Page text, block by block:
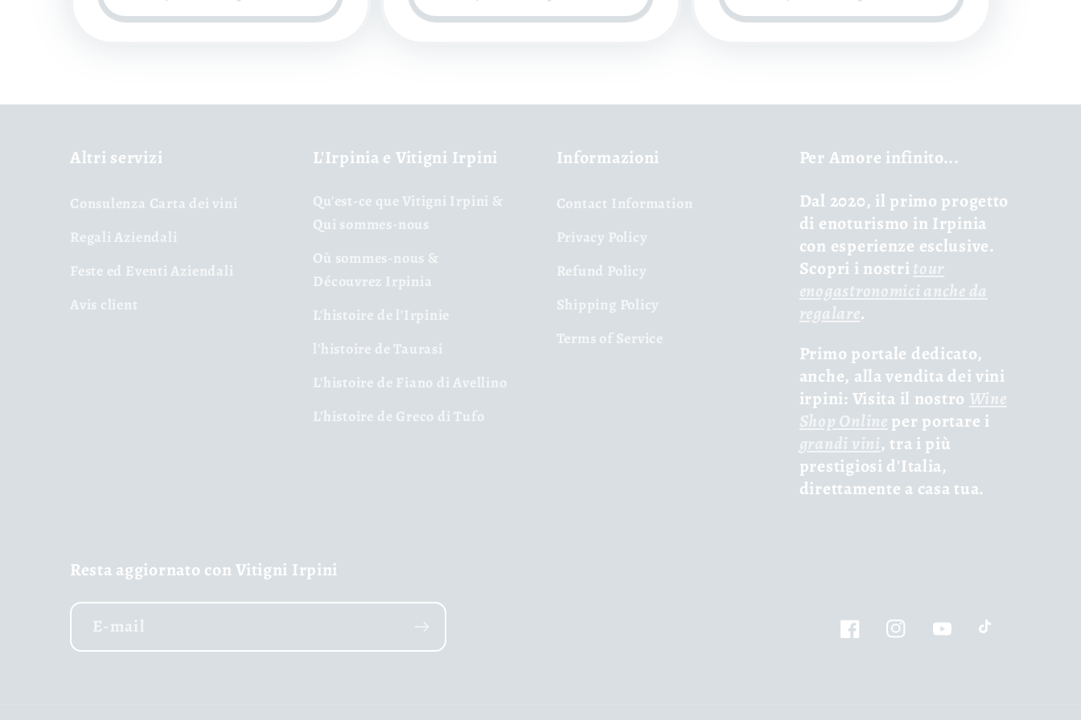
Altri servizi
Consulenza Carta dei vini
Regali Aziendali
Feste ed Eventi Aziendali
Avis client
L'Irpinia e Vitigni Irpini
Qu'est-ce que Vitigni Irpini &
Qui sommes-nous
Où sommes-nous &
Découvrez Irpinia
L'histoire de l'Irpinie
l'histoire de Taurasi
L'histoire de Fiano di Avellino
L'histoire de Greco di Tufo
Informazioni
Contact Information
Privacy Policy
Refund Policy
Shipping Policy
Terms of Service
Per Amore infinito...
Dal 2020, il primo progetto
di enoturismo in Irpinia
con esperienze esclusive.
Scopri i nostri tour
enogastronomici anche da
regalare.
Primo portale dedicato,
anche, alla vendita dei vini
irpini: Visita il nostro Wine
Shop Online per portare i
grandi vini, tra i più
prestigiosi d'Italia,
direttamente a casa tua.
Resta aggiornato con Vitigni Irpini
E-mail
FacebookInstagramYouTubeTikTok